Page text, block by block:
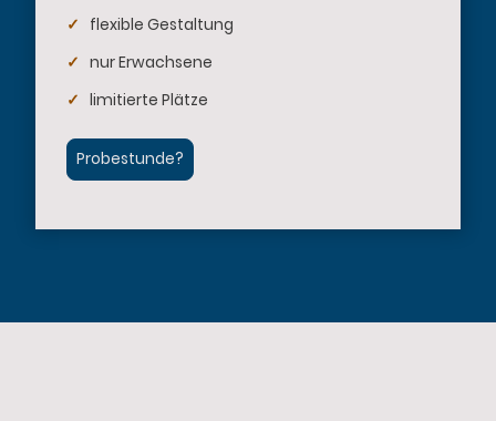
✓ flexible Gestaltung
✓ nur Erwachsene
✓ limitierte Plätze
Probestunde?